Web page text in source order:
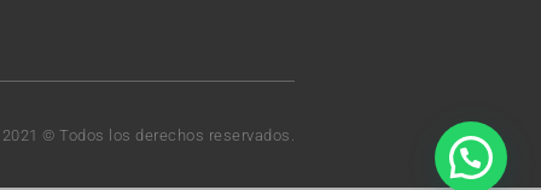
© Todos los derechos reservados.